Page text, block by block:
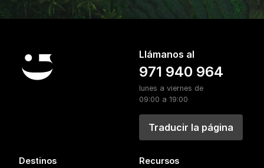
Llámanos al
971 940 964
lunes a viernes de
09:00 a 19:00
Traducir la página
Destinos
Recursos